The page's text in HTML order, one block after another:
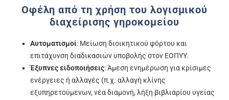
Οφέλη από τη χρήση του λογισμικού
διαχείρισης γηροκομείου
Αυτοματισμοί: Μείωση διοικητικού φόρτου και
επιτάχυνση διαδικασιών υποβολής στον ΕΟΠΥΥ.
Έξυπνες ειδοποιήσεις: Άμεση ενημέρωση για κρίσιμες
ενέργειες ή αλλαγές (π.χ. αλλαγή κλίνης
εξυπηρετούμενων, νέα διαμονή, λήξη βιβλιαρίου υγείας